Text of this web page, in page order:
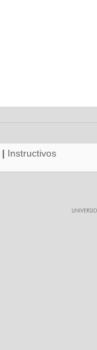
| Instructivos